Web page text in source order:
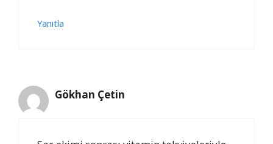
Yanıtla
Gökhan Çetin